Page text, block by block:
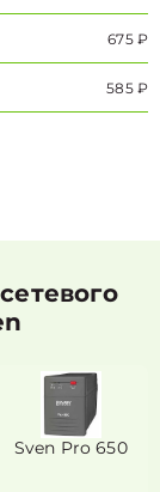
675 ₽
585 ₽
Sven Pro 650